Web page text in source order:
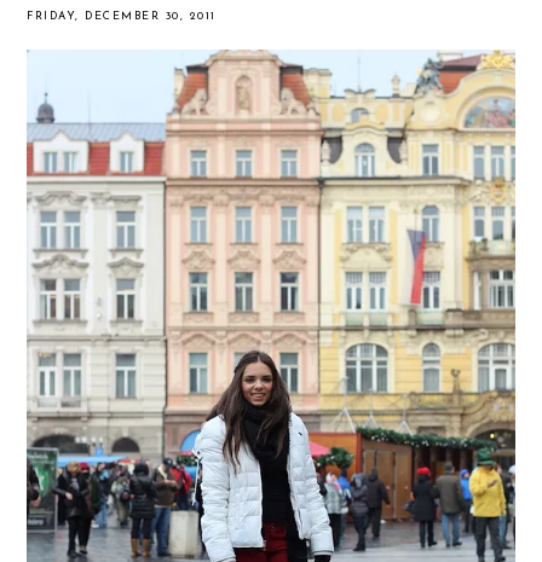
FRIDAY, DECEMBER 30, 2011